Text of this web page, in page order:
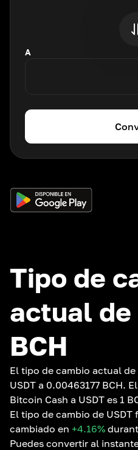
A
Tipo de
actual de
BCH
El tipo de cambio actual de
USDT a 0.00463177 BCH.
Bitcoin Cash a USDT es 1
El tipo de cambio de USDT
cambiado en +4.16%
Puedes convertir al